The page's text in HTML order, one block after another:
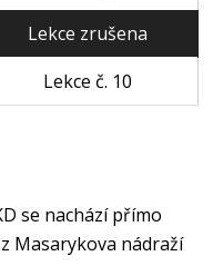
Lekce zrušena
Lekce č. 10
se nachází přímo
Masarykova nádraží